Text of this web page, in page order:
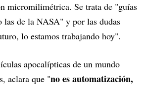
micromilimétrica. Se trata de "guías
las de la NASA" y por las dudas
lo estamos trabajando hoy".
apocalípticas de un mundo
aclara que "no es automatización,